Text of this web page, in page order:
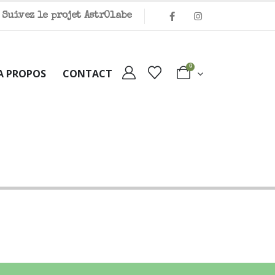
Suivez le projet AstrOlabe
PROPOS CONTACT
0